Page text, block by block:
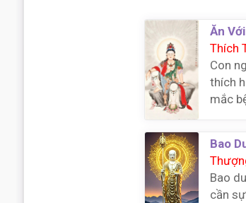
Ăn
Thích
Con
thích
mắc
Bao
Bao
cần